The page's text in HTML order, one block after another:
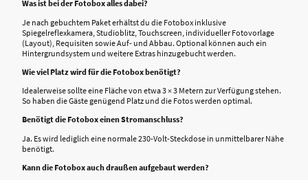
Was ist bei der Fotobox alles dabei?
Je nach gebuchtem Paket erhältst du die Fotobox inklusive
Spiegelreflexkamera, Studioblitz, Touchscreen, individueller Fotovorlage
(Layout), Requisiten sowie Auf- und Abbau. Optional können auch ein
Hintergrundsystem und weitere Extras hinzugebucht werden.
Wie viel Platz wird für die Fotobox benötigt?
Idealerweise sollte eine Fläche von etwa 3 × 3 Metern zur Verfügung stehen.
So haben die Gäste genügend Platz und die Fotos werden optimal.
Benötigt die Fotobox einen Stromanschluss?
Ja. Es wird lediglich eine normale 230-Volt-Steckdose in unmittelbarer Nähe
benötigt.
Kann die Fotobox auch draußen aufgebaut werden?